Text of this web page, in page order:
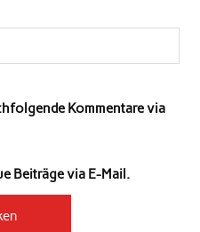
Kommentare via
Beiträge via E-Mail.